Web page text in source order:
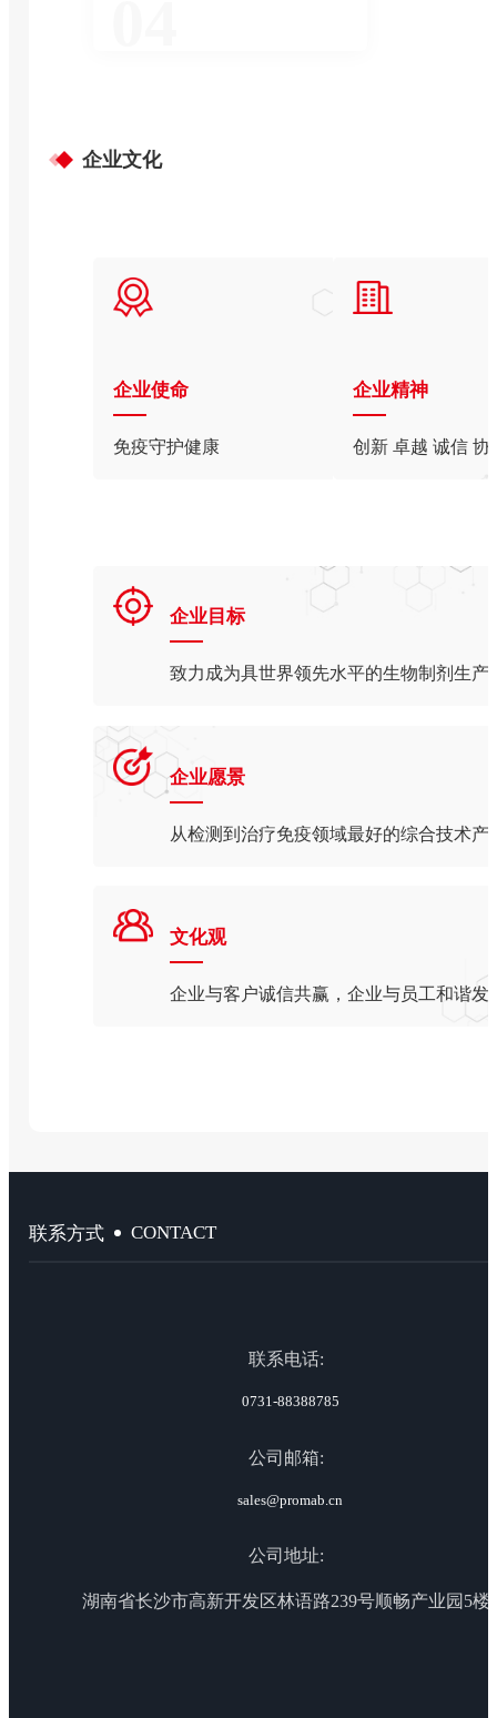
企业文化
企业使命
免疫守护健康
企业精神
创新 卓越 诚信 协
企业目标
致力成为具世界领先水平的生物制剂生产
企业愿景
从检测到治疗免疫领域最好的综合技术产
文化观
企业与客户诚信共赢，企业与员工和谐发
联系方式 CONTACT
联系电话:
0731-88388785
公司邮箱:
sales@promab.cn
公司地址:
湖南省长沙市高新开发区林语路239号顺畅产业园5楼